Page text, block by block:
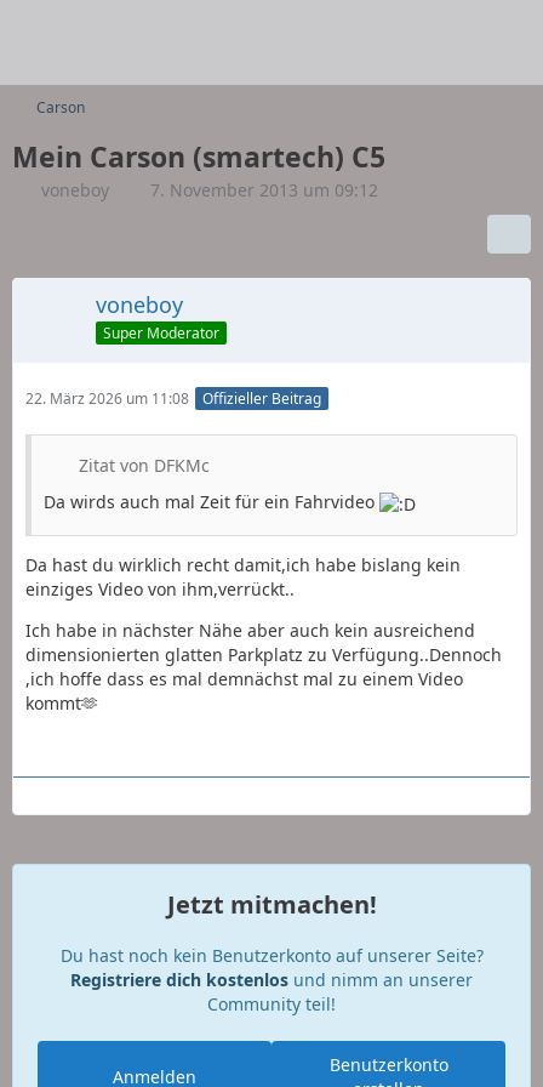
Carson
Mein Carson (smartech) C5
voneboy 7. November 2013 um 09:12
voneboy
Super Moderator
22. März 2026 um 11:08 Offizieller Beitrag
Zitat von DFKMc
Da wirds auch mal Zeit für ein Fahrvideo
Da hast du wirklich recht damit,ich habe bislang kein
einziges Video von ihm,verrückt..
Ich habe in nächster Nähe aber auch kein ausreichend
dimensionierten glatten Parkplatz zu Verfügung..Dennoch
,ich hoffe dass es mal demnächst mal zu einem Video
kommt🫶
Jetzt mitmachen!
Du hast noch kein Benutzerkonto auf unserer Seite?
Registriere dich kostenlos und nimm an unserer
Community teil!
Benutzerkonto
Anmelden